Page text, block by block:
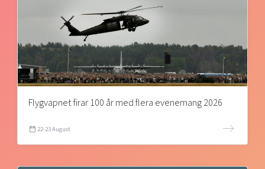
Flygvapnet firar 100 år med flera evenemang 2026
22-23 August